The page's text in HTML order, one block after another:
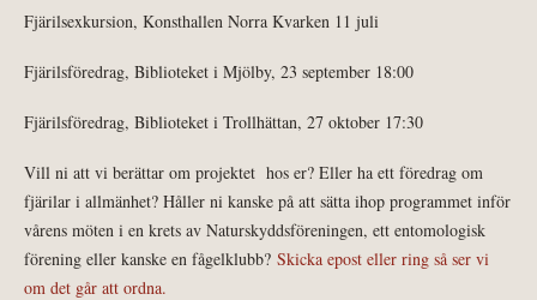
Fjärilsexkursion, Konsthallen Norra Kvarken 11 juli
Fjärilsföredrag, Biblioteket i Mjölby, 23 september 18:00
Fjärilsföredrag, Biblioteket i Trollhättan, 27 oktober 17:30
Vill ni att vi berättar om projektet hos er? Eller ha ett föredrag om
fjärilar i allmänhet? Håller ni kanske på att sätta ihop programmet inför
vårens möten i en krets av Naturskyddsföreningen, ett entomologisk
förening eller kanske en fågelklubb? Skicka epost eller ring så ser vi
om det går att ordna.